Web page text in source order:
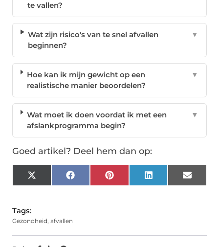
te vallen?
Wat zijn risico's van te snel afvallen
beginnen?
▼
Hoe kan ik mijn gewicht op een
realistische manier beoordelen?
▼
Wat moet ik doen voordat ik met een
afslankprogramma begin?
▼
Goed artikel? Deel hem dan op:
X
(Twitter)
FacebookPinterest LinkedIn Email
Tags:
Gezondheid, afvallen